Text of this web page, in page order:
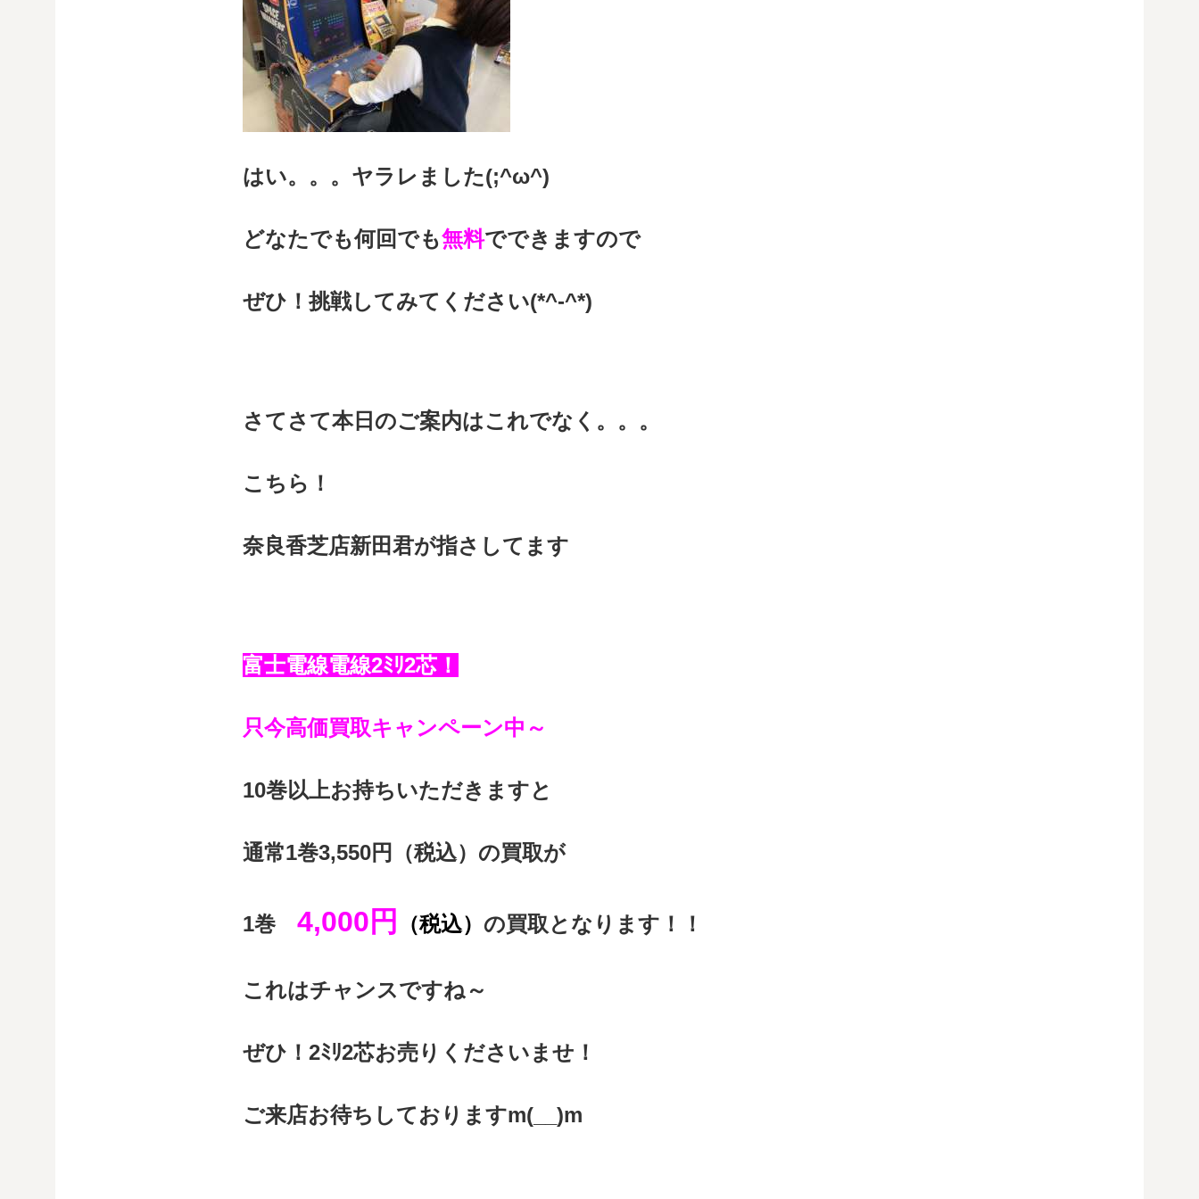
はい。。。ヤラレました(;^ω^)
どなたでも何回でも無料でできますので
ぜひ！挑戦してみてください(*^-^*)
さてさて本日のご案内はこれでなく。。。
こちら！
奈良香芝店新田君が指さしてます
富士電線電線2ﾐﾘ2芯！
只今高価買取キャンペーン中～
10巻以上お持ちいただきますと
通常1巻3,550円（税込）の買取が
1巻 4,000円 （税込） の買取となります！！
これはチャンスですね～
ぜひ！2ﾐﾘ2芯お売りくださいませ！
ご来店お待ちしておりますm(__)m